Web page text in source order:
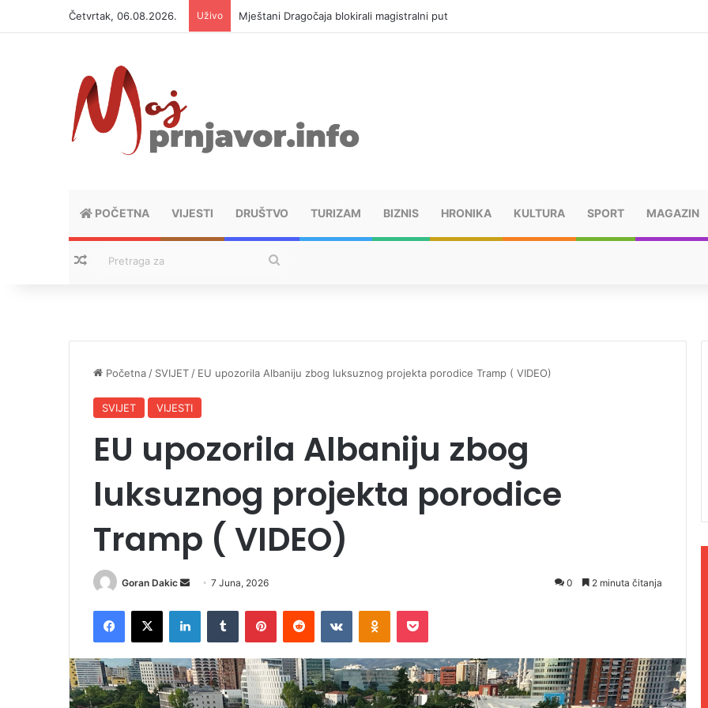
Četvrtak, 06.08.2026. Uživo Helikopter ponovo gasi vatru u selima kod Trebinja
POČETNA VIJESTI DRUŠTVO TURIZAM BIZNIS HRONIKA KULTURA SPORT MAGAZIN
Nasumični tekstovi
Početna / SVIJET / EU upozorila Albaniju zbog luksuznog projekta porodice Tramp ( VIDEO)
SVIJET VIJESTI
EU upozorila Albaniju zbog
luksuznog projekta porodice
Tramp ( VIDEO)
Goran Dakic
a
n
e
7 Juna, 2026 0 2 minuta čitanja